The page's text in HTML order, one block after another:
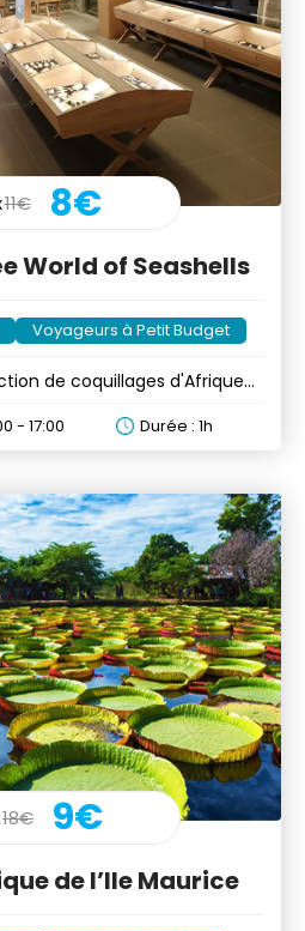
11€ 8€
World of Seashells
Voyageurs à Petit Budget
de coquillages d'Afrique
- 17:00 Durée : 1h
18€ 9€
de l’Ile Maurice